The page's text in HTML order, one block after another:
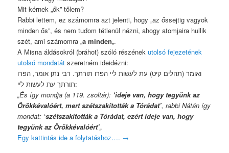
Mit kérnek „ők” tőlem?
Rabbi lettem, ez számomra azt jelenti, hogy „az őssejtig vagyok
minden ős”, és nem tudom tétlenül nézni, ahogy atomjaira hullik
szét, ami számomra „a minden„.
A Misna áldásokról (bráhot) szóló részénekutolsó fejezetének
utolsó mondatátszeretném ideidézni:
ואומר (תהלים קיט) עת לעשות ליי הפרו תורתך. רבי נתן אומר, הפרו
תורתך עת לעשות ליי:
„És így mondja (a 119. zsoltár): ‘ideje van, hogy tegyünk az
Örökkévalóért, mert szétszakították a Tórádat’, rabbi Nátán így
mondat: ‘szétszakították a Tórádat, ezért ideje van, hogy
tegyünk az Örökkévalóért’„
Egy kattintás ide a folytatáshoz…. →